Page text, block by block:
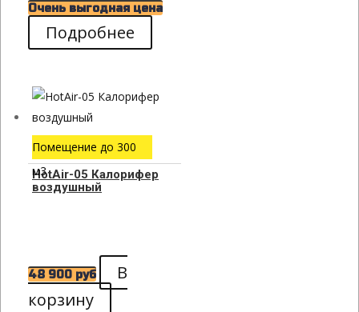
Очень выгодная цена
Подробнее
Помещение до 300
м3
HotAir-05 Калорифер
воздушный
48 900 руб
В
корзину